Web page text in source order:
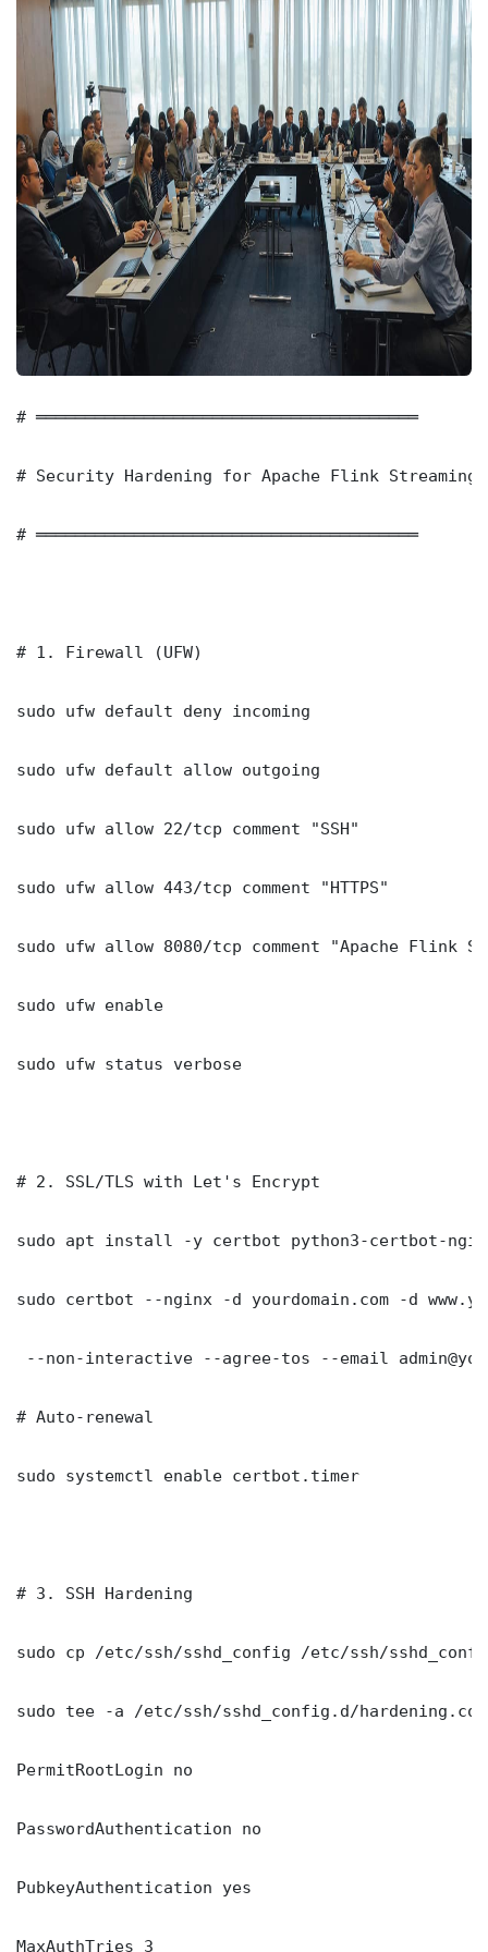
# ═══════════════════════════════════════
# Security Hardening for Apache Flink Streaming
# ═══════════════════════════════════════
# 1. Firewall (UFW)
sudo ufw default deny incoming
sudo ufw default allow outgoing
sudo ufw allow 22/tcp comment "SSH"
sudo ufw allow 443/tcp comment "HTTPS"
sudo ufw allow 8080/tcp comment "Apache Flink
sudo ufw enable
sudo ufw status verbose
# 2. SSL/TLS with Let's Encrypt
sudo apt install -y certbot python3-certbot-
sudo certbot --nginx -d yourdomain.com -d
--non-interactive --agree-tos --email
# Auto-renewal
sudo systemctl enable certbot.timer
# 3. SSH Hardening
sudo cp /etc/ssh/sshd_config /etc/ssh/
sudo tee -a /etc/ssh/sshd_config.d/
PermitRootLogin no
PasswordAuthentication no
PubkeyAuthentication yes
MaxAuthTries 3